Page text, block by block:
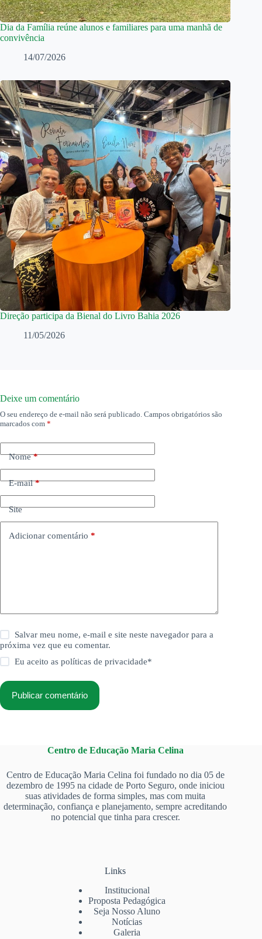
Dia da Família reúne alunos e familiares para uma manhã de
convivência
14/07/2026
Direção participa da Bienal do Livro Bahia 2026
11/05/2026
Deixe um comentário
O seu endereço de e-mail não será publicado. Campos obrigatórios são
marcados com *
Nome*
E-mail*
Site
Adicionar comentário *
Salvar meu nome, e-mail e site neste navegador para a
próxima vez que eu comentar.
Eu aceito aspolíticas de privacidade*
Publicar comentário
Centro de Educação Maria Celina
Centro de Educação Maria Celina foi fundado no dia 05 de
dezembro de 1995 na cidade de Porto Seguro, onde iniciou
suas atividades de forma simples, mas com muita
determinação, confiança e planejamento, sempre acreditando
no potencial que tinha para crescer.
Links
Institucional
Proposta Pedagógica
Seja Nosso Aluno
Notícias
Galeria